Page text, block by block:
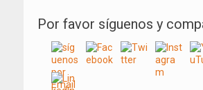
Por favor síguenos y